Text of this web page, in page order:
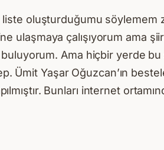
liste oluşturduğumu
ulaşmaya çalışıyorum ama
Ama hiçbir yerde bu
Ümit Yaşar Oğuzcan’ın
Bunları internet